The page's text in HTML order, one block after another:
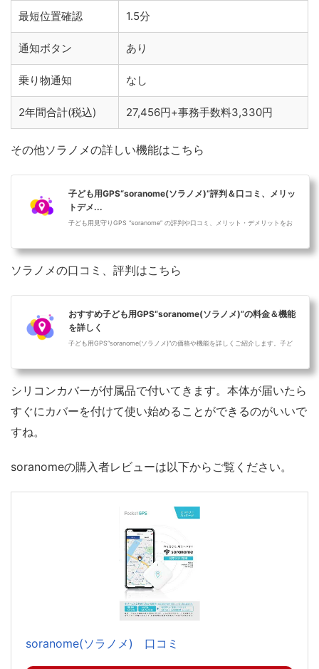
最短位置確認 1.5分
通知ボタン あり
乗り物通知 なし
2年間合計(税込) 27,456円+事務手数料3,330円
その他ソラノメの詳しい機能はこちら
子ども用GPS“soranome(ソラノメ)”評判＆口コミ、メリッ
トデメ...
子ども用見守りGPS “soranome” の評判や口コミ、メリット・デメリットをお
子ども用G...
ソラノメの口コミ、評判はこちら
おすすめ子ども用GPS“soranome(ソラノメ)”の料金＆機能
を詳しく
子ども用GPS“soranome(ソラノメ)”の価格や機能を詳しくご紹介します。子ど
oranome(ソ...
シリコンカバーが付属品で付いてきます。 本体が届いたら
すぐにカバーを付けて使い始めることができるのがいいで
すね。
soranomeの購入者レビューは以下からご覧ください。
soranome(ソラノメ) 口コミ